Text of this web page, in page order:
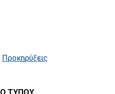
Προκηρύξεις